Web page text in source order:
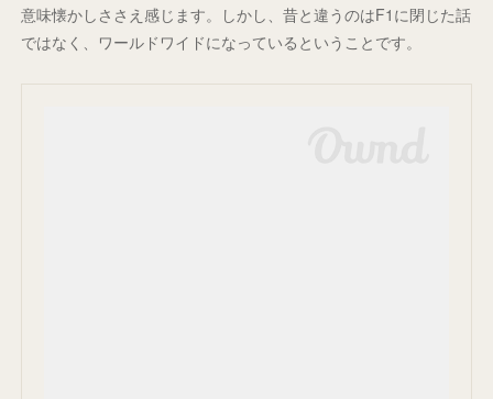
意味懐かしささえ感じます。しかし、昔と違うのはF1に閉じた話
ではなく、ワールドワイドになっているということです。